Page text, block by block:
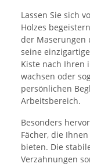
Lassen Sie sich
Holzes
der Maserungen
seine
Kiste nach Ihren
wachsen oder
persönlichen
Arbeitsbereich.
Besonders
Fächer, die
bieten. Die
Verzahnungen